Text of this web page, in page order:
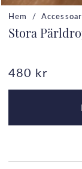
Hem
Stora
480 kr